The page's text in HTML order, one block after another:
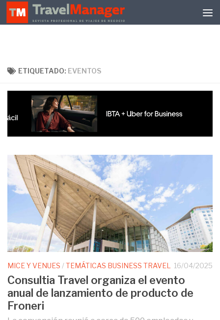
Debajo del contenido
ETIQUETADO: EVENTOS
MICE Y VENUES /TEMÁTICAS BUSINESS TRAVEL 16/04/2025
Consultia Travel organiza el evento
anual de lanzamiento de producto de
Froneri